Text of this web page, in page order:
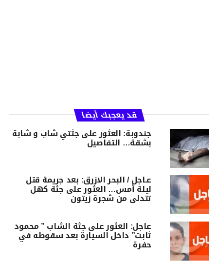
قد يعجبك أيضا
جندوبة: العثور على جثتي شاب و شابة
بشقة… التفاصيل
عـاجل / البحر الازرق: بعد جريمة قتل
ليلة أمس… العثور على جثة كهل
تتدلى من شجرة زيتون
عاجل: العثور على جثة الشاب ” محمود
ثابت” داخل السيارة بعد سقوطه في
حفرة